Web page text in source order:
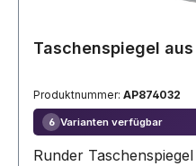
Taschenspiegel aus
Produktnummer: AP874032
6 Varianten verfügbar
Runder